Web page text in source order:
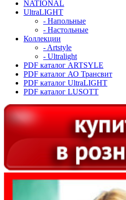
NATIONAL
UltraLIGHT
- Напольные
- Настольные
Коллекции
- Artstyle
- Ultralight
PDF каталог ARTSYLE
PDF каталог АО Трансвит
PDF каталог UltraLIGHT
PDF каталог LUSOTT